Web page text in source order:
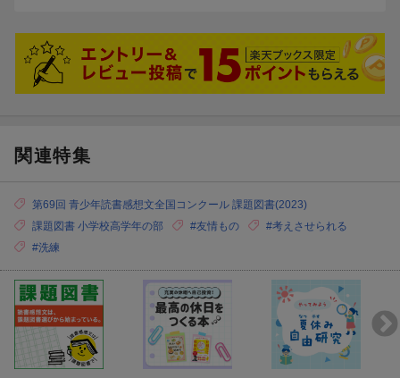
関連特集
第69回 青少年読書感想文全国コンクール 課題図書(2023)
課題図書 小学校高学年の部
#友情もの
#考えさせられる
#洗練